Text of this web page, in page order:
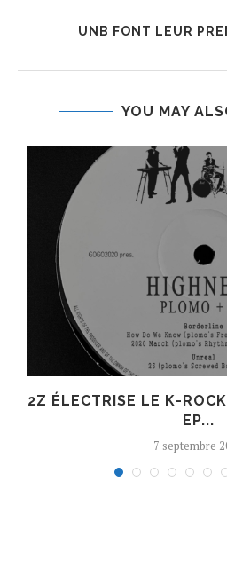
UNB FONT LEUR
YOU MAY
2Z ÉLECTRISE LE K-
EP...
7 septembre